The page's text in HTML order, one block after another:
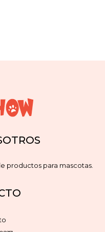
productos para mascotas.